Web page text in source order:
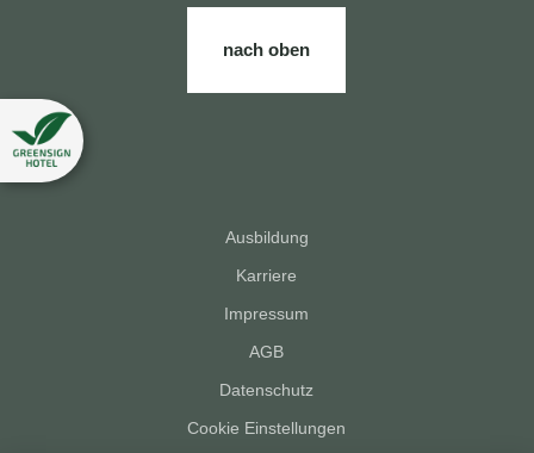
nach oben
Ausbildung
Karriere
Impressum
AGB
Datenschutz
Cookie Einstellungen